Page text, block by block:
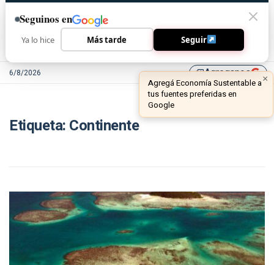
6/8/2026 library_addAgreganos ×
Agregá Economía Sustentable a
tus fuentes preferidas en
Google
Etiqueta: Continente
Seguinos en
Ya lo hice Más tarde Seguir